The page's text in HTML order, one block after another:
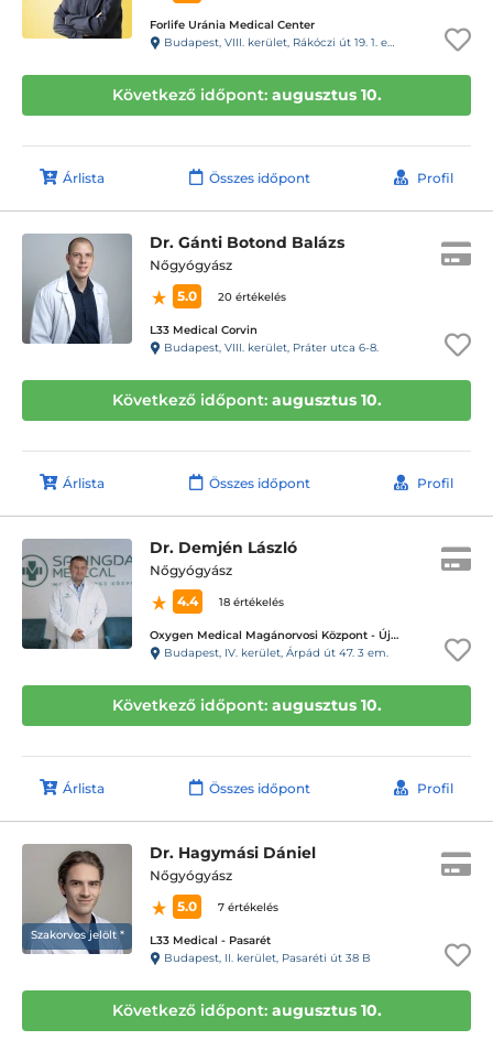
Forlife Uránia Medical Center
Budapest, VIII. kerület, Rákóczi út 19. 1. emelet 9. 88-as kapucsengő
Következő időpont: augusztus 10.
Árlista Összes időpont Profil
Dr. Gánti Botond Balázs
Nőgyógyász
5.0
20 értékelés
L33 Medical Corvin
Budapest, VIII. kerület, Práter utca 6-8.
Következő időpont: augusztus 10.
Árlista Összes időpont Profil
Dr. Demjén László
Nőgyógyász
4.4
18 értékelés
Oxygen Medical Magánorvosi Központ - Újpest
Budapest, IV. kerület, Árpád út 47. 3 em.
Következő időpont: augusztus 10.
Árlista Összes időpont Profil
Szakorvos jelölt *
Dr. Hagymási Dániel
Nőgyógyász
5.0
7 értékelés
L33 Medical - Pasarét
Budapest, II. kerület, Pasaréti út 38 B
Következő időpont: augusztus 10.